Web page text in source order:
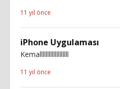
11 yıl önce
iPhone Uygulaması
Kemalllllllllllllllllll
11 yıl önce